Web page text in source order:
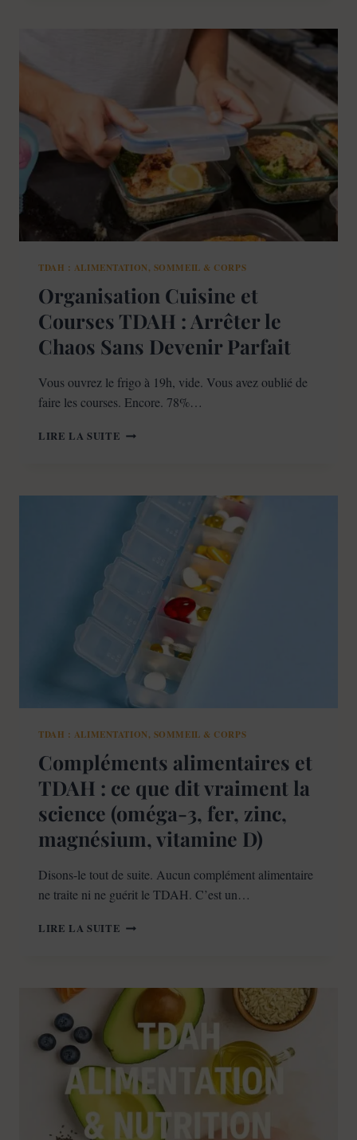
FEINGOLD
PROBIOTIQUES
2026
TDAH : ALIMENTATION, SOMMEIL & CORPS
Organisation Cuisine et
Courses TDAH : Arrêter le
Chaos Sans Devenir Parfait
Vous ouvrez le frigo à 19h, vide. Vous avez oublié de
faire les courses. Encore. 78%…
LIRE LA SUITE ORGANISATION
TDAH
DEVENIR
PARFAIT
TDAH : ALIMENTATION, SOMMEIL & CORPS
Compléments alimentaires et
TDAH : ce que dit vraiment la
science (oméga-3, fer, zinc,
magnésium, vitamine D)
Disons-le tout de suite. Aucun complément alimentaire
ne traite ni ne guérit le TDAH. C’est un…
LIRE LA SUITE COMPLÉMENTS
:
CE
QUE
DIT
VRAIMENT
LA
SCIENCE
(OMÉGA-
3,
FER,